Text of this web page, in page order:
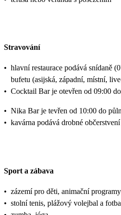
Stravování
• hlavní restaurace podává snídaně
bufetu (asijská, západní, místní,
• Cocktail Bar je otevřen od 09:00
• Nika Bar je tevřen od 10:00 do
• kavárna podává drobné
Sport a zábava
• zázemí pro děti, animační programy
• stolní tenis, plážový volejbal a